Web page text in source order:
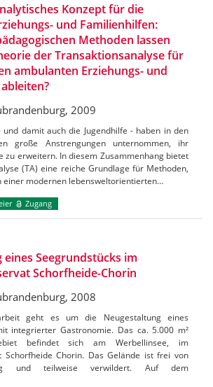
Konzept für die
und Familienhilfen:
Methoden lassen
der Transaktionsanalyse für
ambulanten Erziehungs- und
2009
und damit auch die Jugendhilfe - haben in den
große Anstrengungen unternommen, ihr
zu erweitern. In diesem Zusammenhang bietet
(TA) eine reiche Grundlage für Methoden,
einer modernen lebensweltorientierten…
Zugang
Seegrundstücks im
Schorfheide-Chorin
2008
geht es um die Neugestaltung eines
integrierter Gastronomie. Das ca. 5.000 m²
befindet sich am Werbellinsee, im
Schorfheide Chorin. Das Gelände ist frei von
und teilweise verwildert. Auf dem